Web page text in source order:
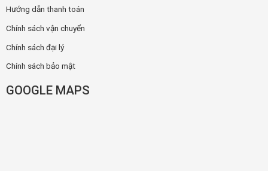
Hướng dẫn thanh toán
Chính sách vận chuyển
Chính sách đại lý
Chính sách bảo mật
GOOGLE MAPS